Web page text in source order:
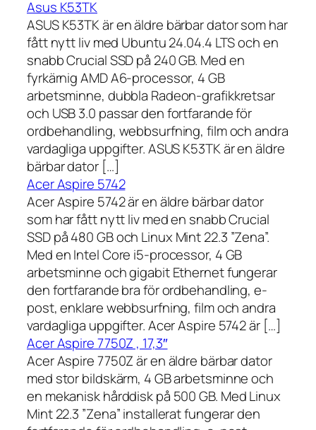
Asus K53TK
ASUS K53TK är en äldre bärbar dator som har
fått nytt liv med Ubuntu 24.04.4 LTS och en
snabb Crucial SSD på 240 GB. Med en
fyrkärnig AMD A6-processor, 4 GB
arbetsminne, dubbla Radeon-grafikkretsar
och USB 3.0 passar den fortfarande för
ordbehandling, webbsurfning, film och andra
vardagliga uppgifter. ASUS K53TK är en äldre
bärbar dator […]
Acer Aspire 5742
Acer Aspire 5742 är en äldre bärbar dator
som har fått nytt liv med en snabb Crucial
SSD på 480 GB och Linux Mint 22.3 ”Zena”.
Med en Intel Core i5-processor, 4 GB
arbetsminne och gigabit Ethernet fungerar
den fortfarande bra för ordbehandling, e-
post, enklare webbsurfning, film och andra
vardagliga uppgifter. Acer Aspire 5742 är […]
Acer Aspire 7750Z , 17,3″
Acer Aspire 7750Z är en äldre bärbar dator
med stor bildskärm, 4 GB arbetsminne och
en mekanisk hårddisk på 500 GB. Med Linux
Mint 22.3 ”Zena” installerat fungerar den